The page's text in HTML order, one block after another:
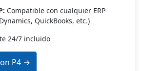
Compatible con cualquier ERP
QuickBooks, etc.)
24/7 incluido
P4 →